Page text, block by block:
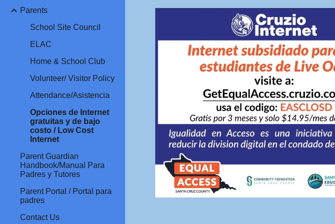
Parents
School Site Council
ELAC
Home & School Club
Volunteer/ Visitor Policy
Attendance/Asistencia
Opciones de Internet
gratuitas y de bajo
costo / Low Cost
Internet
Parent Guardian
Handbook/Manual Para
Padres y Tutores
Parent Portal / Portal para
padres
Contact Us